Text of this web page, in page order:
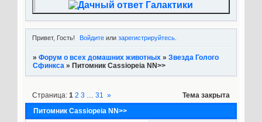
Привет, Гость! Войдите илизарегистрируйтесь
» Форум о всех домашних животных » Звезда Голого
Сфинкса » Питомник Cassiopeia NN>>
Питомник Cassiopeia NN>>
Страница: 1 2 3 … 31 » Тема закрыта